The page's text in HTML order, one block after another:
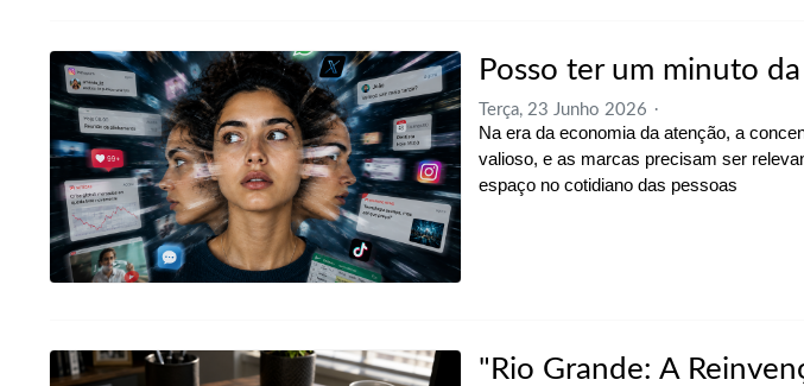
Posso ter um minuto
Terça, 23 Junho 2026
Na era da economia da atenção, a
valioso, e as marcas precisam ser
espaço no cotidiano das pessoas
"Rio Grande: A